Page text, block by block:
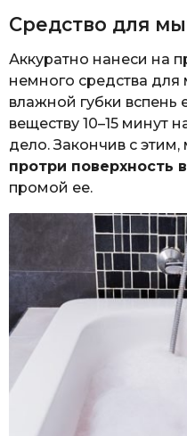
Средство для
Аккуратно нанеси на
немного средства
влажной губки вспень
веществу 10–15 минут
дело. Закончив с
протри поверхность
промой ее.